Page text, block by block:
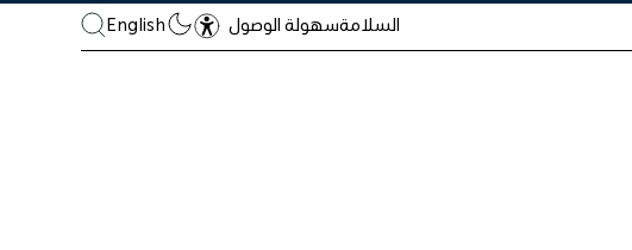
السلامةسهولة الوصول English